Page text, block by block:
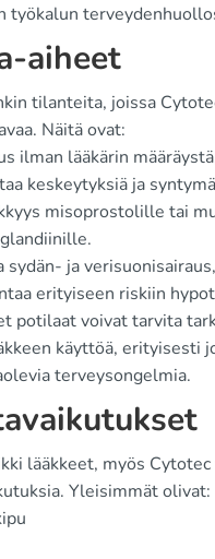
työkalun
aiheet
tilanteita, joissa
Näitä ovat:
ilman lääkärin
keskeytyksiä ja
misoprostolille tai
sydän- ja
erityiseen riskiin
potilaat voivat tarvita
käyttöä, erityisesti
terveysongelmia.
lääkkeet, myös
Yleisimmät olivat: